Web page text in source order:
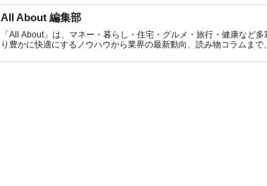
All About 編集部
「All About」は、マネー・暮らし・住宅・グルメ・旅行・健康など
り豊かに快適にするノウハウから業界の最新動向、読み物コラムま